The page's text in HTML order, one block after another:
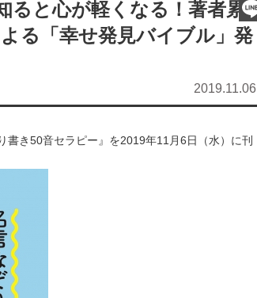
ると心が軽くなる！著者累
る「幸せ発見バイブル」発
2019.11.06
a
c
b
o
o
X
L
n
e
書き50音セラピー』を2019年11月6日（水）に刊